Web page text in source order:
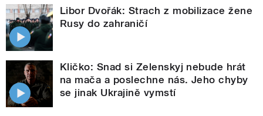
Libor Dvořák: Strach z mobilizace žene
Rusy do zahraničí
Kličko: Snad si Zelenskyj nebude hrát
na mača a poslechne nás. Jeho chyby
se jinak Ukrajině vymstí